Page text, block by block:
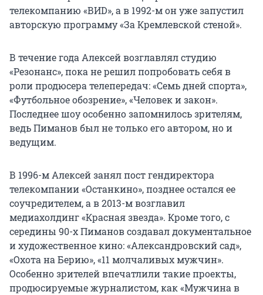
телекомпанию «ВИD», а в 1992-м он уже запустил
авторскую программу «За Кремлевской стеной».
В течение года Алексей возглавлял студию
«Резонанс», пока не решил попробовать себя в
роли продюсера телепередач: «Семь дней спорта»,
«Футбольное обозрение», «Человек и закон».
Последнее шоу особенно запомнилось зрителям,
ведь Пиманов был не только его автором, но и
ведущим.
В 1996-м Алексей занял пост гендиректора
телекомпании «Останкино», позднее остался ее
соучредителем, а в 2013-м возглавил
медиахолдинг «Красная звезда». Кроме того, с
середины 90-х Пиманов создавал документальное
и художественное кино: «Александровский сад»,
«Охота на Берию», «11 молчаливых мужчин».
Особенно зрителей впечатлили такие проекты,
продюсируемые журналистом, как «Мужчина в